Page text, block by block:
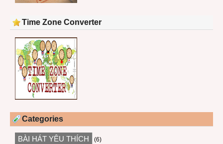
Time Zone Converter
Categories
BÀI HÁT YÊU THÍCH (6)